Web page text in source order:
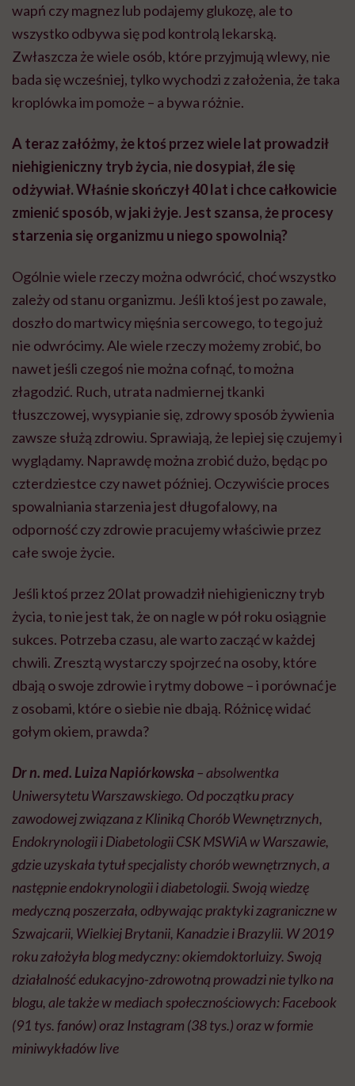
wapń czy magnez lub podajemy glukozę, ale to
wszystko odbywa się pod kontrolą lekarską.
Zwłaszcza że wiele osób, które przyjmują wlewy, nie
bada się wcześniej, tylko wychodzi z założenia, że taka
kroplówka im pomoże – a bywa różnie.
A teraz załóżmy, że ktoś przez wiele lat prowadził
niehigieniczny tryb życia, nie dosypiał, źle się
odżywiał. Właśnie skończył 40 lat i chce całkowicie
zmienić sposób, w jaki żyje. Jest szansa, że procesy
starzenia się organizmu u niego spowolnią?
Ogólnie wiele rzeczy można odwrócić, choć wszystko
zależy od stanu organizmu. Jeśli ktoś jest po zawale,
doszło do martwicy mięśnia sercowego, to tego już
nie odwrócimy.Alewiele rzeczy możemy zrobić, bo
nawet jeśli czegoś nie można cofnąć, to można
złagodzić. Ruch, utrata nadmiernej tkanki
tłuszczowej, wysypianie się, zdrowy sposób żywienia
zawsze służą zdrowiu. Sprawiają, że lepiej się czujemy i
wyglądamy. Naprawdę można zrobić dużo, będąc po
czterdziestce czy nawet później. Oczywiście proces
spowalniania starzenia jest długofalowy, na
odporność czy zdrowie pracujemy właściwie przez
całe swoje życie.
Jeśli ktoś przez 20 lat prowadził niehigieniczny tryb
życia, to nie jest tak, że on nagle w pół roku osiągnie
sukces. Potrzeba czasu, ale warto zacząć w każdej
chwili. Zresztą wystarczy spojrzeć na osoby, które
dbają o swoje zdrowie i rytmy dobowe – i porównać je
z osobami, które o siebie nie dbają. Różnicę widać
gołym okiem, prawda?
Dr n. med. Luiza Napiórkowska– absolwentka
Uniwersytetu Warszawskiego. Od początku pracy
zawodowej związana z Kliniką Chorób Wewnętrznych,
Endokrynologii i DiabetologiiCSKMSWiA w Warszawie,
gdzie uzyskała tytuł specjalisty chorób wewnętrznych, a
następnie endokrynologii i diabetologii. Swoją wiedzę
medyczną poszerzała, odbywając praktyki zagraniczne w
Szwajcarii, Wielkiej Brytanii, Kanadzie i Brazylii. W 2019
roku założyła blog medyczny:okiemdoktorluizy. Swoją
działalność edukacyjno-zdrowotną prowadzi nie tylko na
blogu, ale także w mediach społecznościowych: Facebook
(91 tys. fanów) oraz Instagram (38 tys.) oraz w formie
miniwykładów live